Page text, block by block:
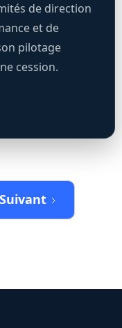
de direction
et de
pilotage
cession.
Suivant